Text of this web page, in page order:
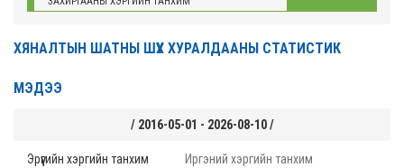
ХЯНАЛТЫН ШАТНЫ ШҮҮХ ХУРАЛДААНЫ СТАТИСТИК
МЭДЭЭ
/ 2016-05-01 - 2026-08-10 /
Эрүүгийн хэргийн танхим Иргэний хэргийн танхим